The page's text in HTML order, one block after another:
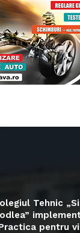
Tehnic
pentru